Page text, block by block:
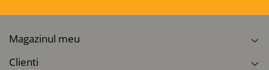
Magazinul meu
Clienti